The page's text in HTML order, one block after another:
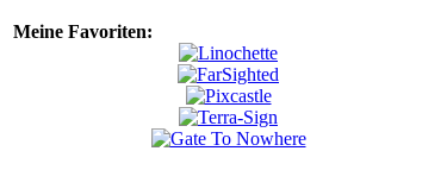
Meine Favoriten: